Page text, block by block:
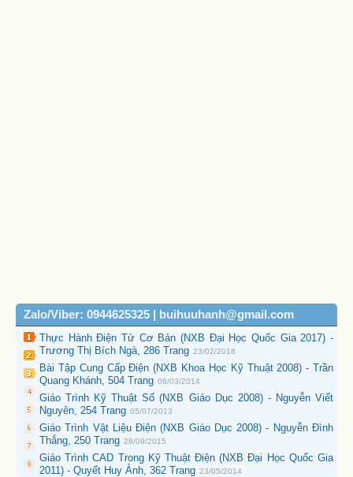
Zalo/Viber: 0944625325 | buihuuhanh@gmail.com
Thực Hành Điện Tử Cơ Bản (NXB Đại Học Quốc Gia 2017) -
Trương Thị Bích Ngà, 286 Trang 23/02/2018
Bài Tập Cung Cấp Điện (NXB Khoa Học Kỹ Thuật 2008) - Trần
Quang Khánh, 504 Trang 06/03/2014
Giáo Trình Kỹ Thuật Số (NXB Giáo Dục 2008) - Nguyễn Viết
Nguyên, 254 Trang 05/07/2013
Giáo Trình Vật Liệu Điện (NXB Giáo Dục 2008) - Nguyễn Đình
Thắng, 250 Trang 28/09/2015
Giáo Trình CAD Trong Kỹ Thuật Điện (NXB Đại Học Quốc Gia
2011) - Quyết Huy Ảnh, 362 Trang 23/05/2014